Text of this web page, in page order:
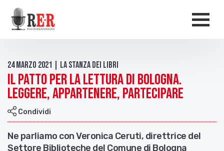
Salta al contenuto principale
24 Marzo 2021 | La stanza dei Libri
Il Patto per la lettura di Bologna.
Leggere, appartenere, partecipare
Condividi
Ne parliamo con Veronica Ceruti, direttrice del
Settore Biblioteche del Comune di Bologna